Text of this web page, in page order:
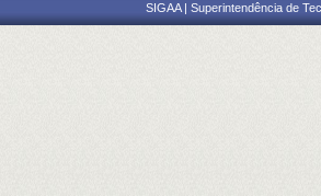
SIGAA | Superintendência de